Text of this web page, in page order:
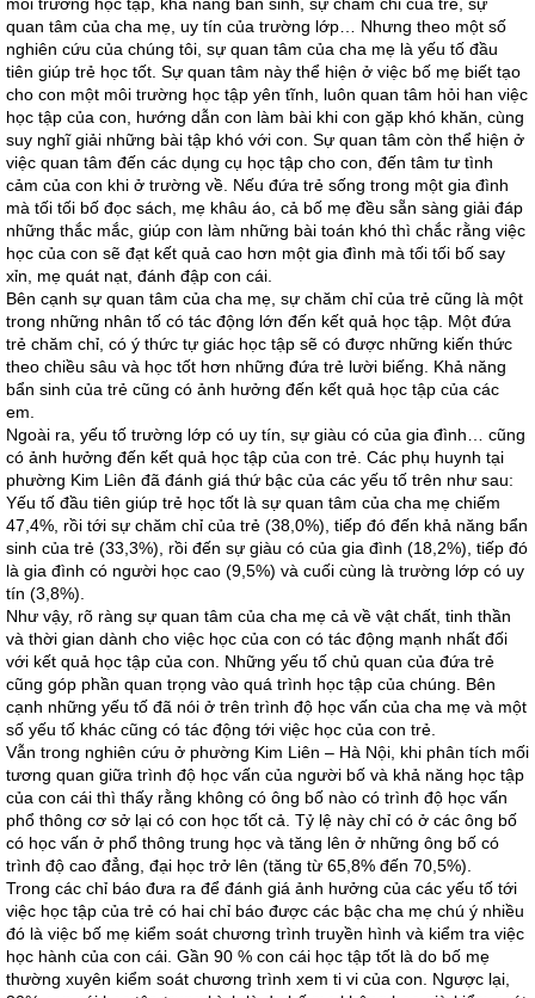
quan tâm của cha mẹ, uy tín của trường lớp… Nhưng theo một số
nghiên cứu của chúng tôi, sự quan tâm của cha mẹ là yếu tố đầu
tiên giúp trẻ học tốt. Sự quan tâm này thể hiện ở việc bố mẹ biết tạo
cho con một môi trường học tập yên tĩnh, luôn quan tâm hỏi han việc
học tập của con, hướng dẫn con làm bài khi con gặp khó khăn, cùng
suy nghĩ giải những bài tập khó với con. Sự quan tâm còn thể hiện ở
việc quan tâm đến các dụng cụ học tập cho con, đến tâm tư tình
cảm của con khi ở trường về. Nếu đứa trẻ sống trong một gia đình
mà tối tối bố đọc sách, mẹ khâu áo, cả bố mẹ đều sẵn sàng giải đáp
những thắc mắc, giúp con làm những bài toán khó thì chắc rằng việc
học của con sẽ đạt kết quả cao hơn một gia đình mà tối tối bố say
xỉn, mẹ quát nạt, đánh đập con cái.
Bên cạnh sự quan tâm của cha mẹ, sự chăm chỉ của trẻ cũng là một
trong những nhân tố có tác động lớn đến kết quả học tập. Một đứa
trẻ chăm chỉ, có ý thức tự giác học tập sẽ có được những kiến thức
theo chiều sâu và học tốt hơn những đứa trẻ lười biếng. Khả năng
bẩn sinh của trẻ cũng có ảnh hưởng đến kết quả học tập của các
em.
Ngoài ra, yếu tố trường lớp có uy tín, sự giàu có của gia đình… cũng
có ảnh hưởng đến kết quả học tập của con trẻ. Các phụ huynh tại
phường Kim Liên đã đánh giá thứ bậc của các yếu tố trên như sau:
Yếu tố đầu tiên giúp trẻ học tốt là sự quan tâm của cha mẹ chiếm
47,4%, rồi tới sự chăm chỉ của trẻ (38,0%), tiếp đó đến khả năng bẩn
sinh của trẻ (33,3%), rồi đến sự giàu có của gia đình (18,2%), tiếp đó
là gia đình có người học cao (9,5%) và cuối cùng là trường lớp có uy
tín (3,8%).
Như vậy, rõ ràng sự quan tâm của cha mẹ cả về vật chất, tinh thần
và thời gian dành cho việc học của con có tác động mạnh nhất đối
với kết quả học tập của con. Những yếu tố chủ quan của đứa trẻ
cũng góp phần quan trọng vào quá trình học tập của chúng. Bên
cạnh những yếu tố đã nói ở trên trình độ học vấn của cha mẹ và một
số yếu tố khác cũng có tác động tới việc học của con trẻ.
Vẫn trong nghiên cứu ở phường Kim Liên – Hà Nội, khi phân tích mối
tương quan giữa trình độ học vấn của người bố và khả năng học tập
của con cái thì thấy rằng không có ông bố nào có trình độ học vấn
phổ thông cơ sở lại có con học tốt cả. Tỷ lệ này chỉ có ở các ông bố
có học vấn ở phổ thông trung học và tăng lên ở những ông bố có
trình độ cao đẳng, đại học trở lên (tăng từ 65,8% đến 70,5%).
Trong các chỉ báo đưa ra để đánh giá ảnh hưởng của các yếu tố tới
việc học tập của trẻ có hai chỉ báo được các bậc cha mẹ chú ý nhiều
đó là việc bố mẹ kiểm soát chương trình truyền hình và kiểm tra việc
học hành của con cái. Gần 90 % con cái học tập tốt là do bố mẹ
thường xuyên kiểm soát chương trình xem ti vi của con. Ngược lại,